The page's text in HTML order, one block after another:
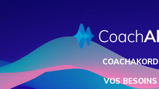
COACHAKORD
VOS BESOINS